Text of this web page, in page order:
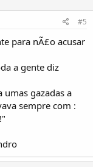
#5
para nÃ£o acusar
a gente diz
gazadas a
sempre com :